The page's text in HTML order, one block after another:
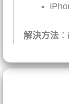
解決方法 ：